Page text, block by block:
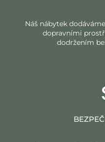
Náš nábytek
dopravními
dodržením